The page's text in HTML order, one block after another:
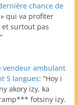
chance de
qui va profiter
et surtout pas
”
vendeur ambulant
5 langues: “Hoy i
akory izy, ka
fotsiny izy.